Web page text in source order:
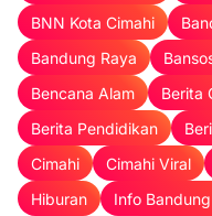
BNN Kota Cimahi
Bandung Raya
Bencana Alam
Berita
Berita Pendidikan
Cimahi
Cimahi Viral
Hiburan
Info